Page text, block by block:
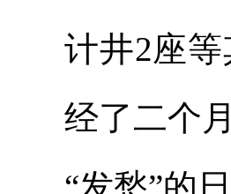
计井2座
经了二个